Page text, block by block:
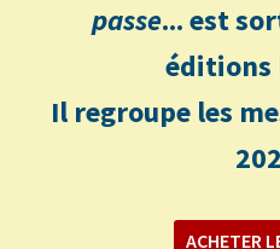
passe... est
éditions
Il regroupe les
ACHETER